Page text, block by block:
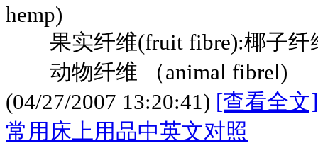
hemp)
果实纤维(fruit fibre):椰子纤
动物纤维 （animal fibrel)
(04/27/2007 13:20:41) [查看全文]
常用床上用品中英文对照